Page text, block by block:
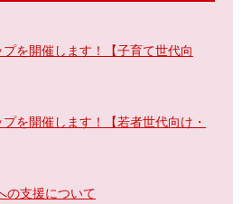
を開催します！【子育て世代向
を開催します！【若者世代向け・
の支援について